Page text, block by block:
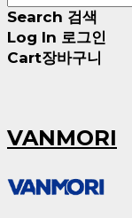
Search 검색
Log In 로그인
Cart장바구니
VANMORI